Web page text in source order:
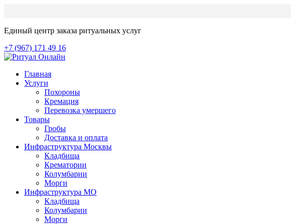
Единый центр заказа ритуальных услуг
+7 (967) 171 49 16
Главная
Услуги
Похороны
Кремация
Перевозка умершего
Товары
Гробы
Доставка и оплата
Инфраструктура Москвы
Кладбища
Крематории
Колумбарии
Морги
Инфраструктура МО
Кладбища
Колумбарии
Морги